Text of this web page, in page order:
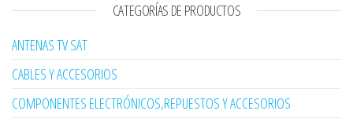
CATEGORÍAS DE PRODUCTOS
ANTENAS TV SAT
CABLES Y ACCESORIOS
COMPONENTES ELECTRÓNICOS,REPUESTOS Y ACCESORIOS